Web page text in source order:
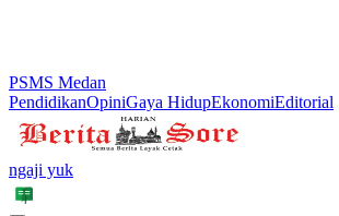
PSMS Medan
PendidikanOpiniGaya HidupEkonomiEditorial
ngaji yuk